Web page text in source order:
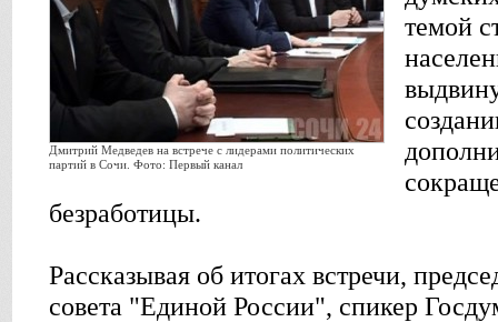
Дмитрий Медведев на встрече с лидерами политических
партий в Сочи. Фото: Первый канал
темой
безработицы.
Рассказывая об итогах встречи,
совета "Единой России", спикер